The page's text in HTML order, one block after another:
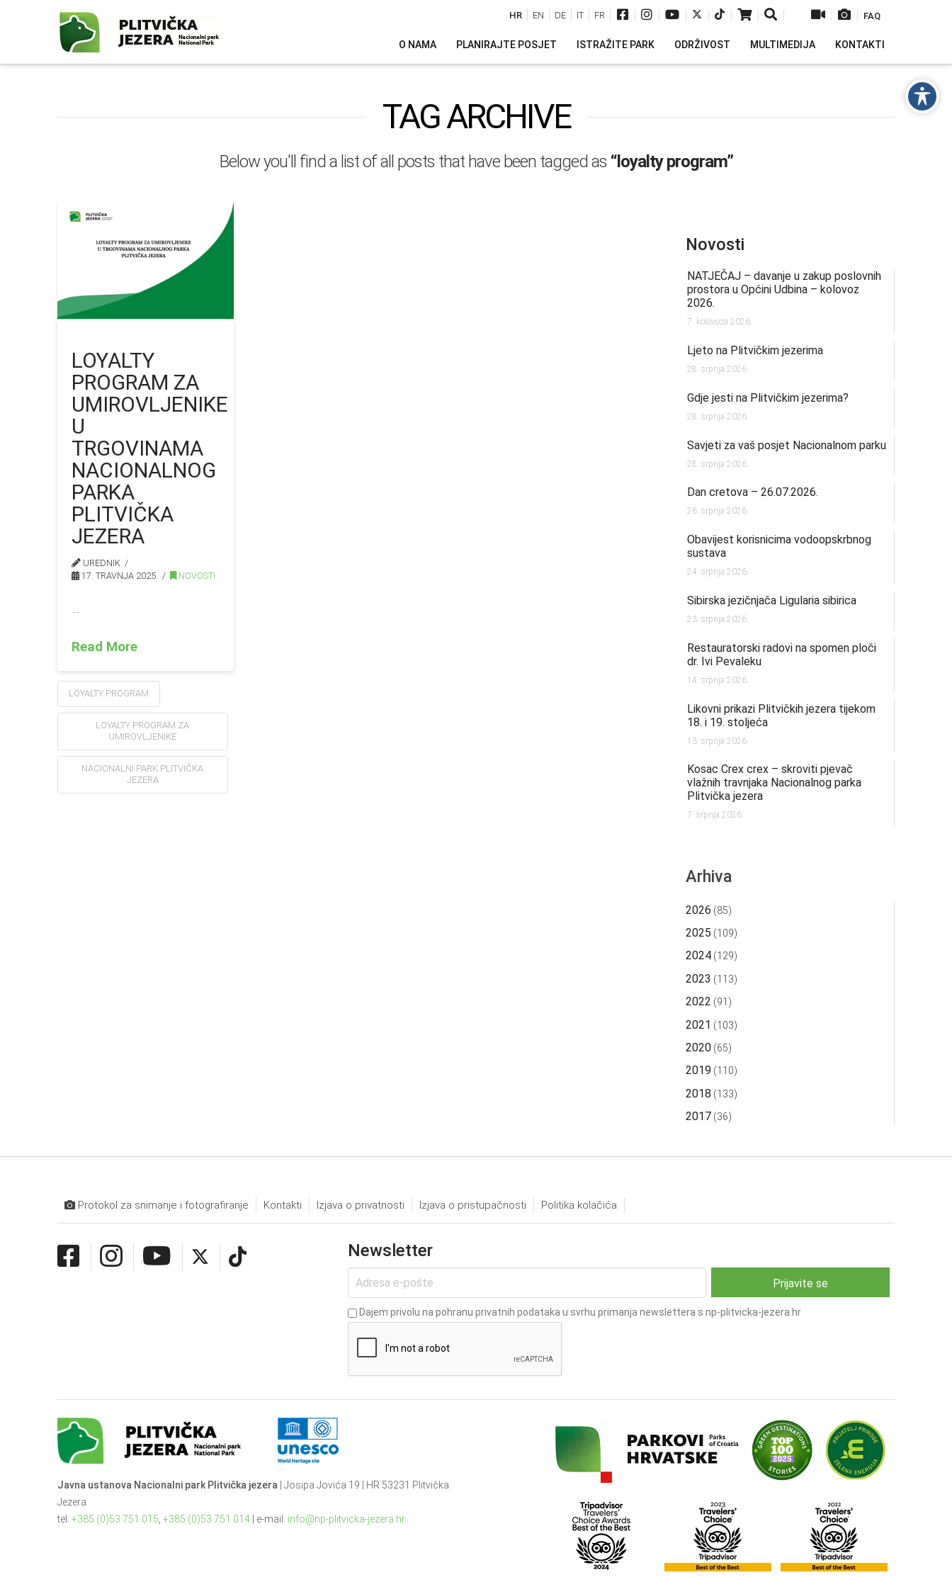
| | | | | | | | | FAQ
HR EN DE IT FR
O NAMA PLANIRAJTE POSJET ISTRAŽITE PARK ODRŽIVOST MULTIMEDIJA KONTAKTI
TAG ARCHIVE
Below you'll find a list of all posts that have been tagged as “loyalty program”
LOYALTY
PROGRAM ZA
UMIROVLJENIKE
U
TRGOVINAMA
NACIONALNOG
PARKA
PLITVIČKA
JEZERA
UREDNIK
17. TRAVNJA 2025.
NOVOSTI
…
Read More
LOYALTY PROGRAM
LOYALTY PROGRAM ZA
UMIROVLJENIKE
NACIONALNI PARK PLITVIČKA
JEZERA
Novosti
NATJEČAJ – davanje u zakup poslovnih
prostora u Općini Udbina – kolovoz
2026.
7. kolovoza 2026.
Ljeto na Plitvičkim jezerima
28. srpnja 2026.
Gdje jesti na Plitvičkim jezerima?
28. srpnja 2026.
Savjeti za vaš posjet Nacionalnom parku
28. srpnja 2026.
Dan cretova – 26.07.2026.
26. srpnja 2026.
Obavijest korisnicima vodoopskrbnog
sustava
24. srpnja 2026.
Sibirska jezičnjača Ligularia sibirica
23. srpnja 2026.
Restauratorski radovi na spomen ploči
dr. Ivi Pevaleku
14. srpnja 2026.
Likovni prikazi Plitvičkih jezera tijekom
18. i 19. stoljeća
13. srpnja 2026.
Kosac Crex crex – skroviti pjevač
vlažnih travnjaka Nacionalnog parka
Plitvička jezera
7. srpnja 2026.
Arhiva
2026 (85)
2025 (109)
2024 (129)
2023 (113)
2022 (91)
2021 (103)
2020 (65)
2019 (110)
2018 (133)
2017 (36)
Protokol za snimanje i fotografiranje Kontakti Izjava o privatnosti Izjava o pristupačnosti Politika kolačića
Newsletter
Dajem privolu na pohranu privatnih podataka u svrhu primanja newslettera s np-plitvicka-jezera.hr
Javna ustanova Nacionalni park Plitvička jezera| Josipa Jovića 19 | HR 53231 Plitvička
Jezera
tel: +385 (0)53 751 015, +385 (0)53 751 014| e-mail: info@np-plitvicka-jezera.hr